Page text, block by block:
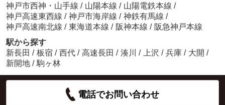
神戸市西神・山手線 / 山陽本線 / 山陽電鉄本線 /
神戸高速東西線 / 神戸市海岸線 / 神鉄有馬線 /
神戸高速南北線 / 東海道本線 / 阪神本線 / 阪急神戸本線
駅から探す
新長田 / 板宿 / 西代 / 高速長田 / 湊川 / 上沢 / 兵庫 / 大開 /
新開地 / 駒ヶ林
電話でお問い合わせ